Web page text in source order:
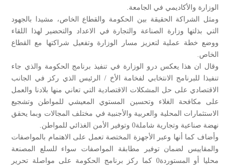
الوزارة والأكاديمي في الجامعة.
ومثل الشراكة الحقيقة بين الحكومة والقطاع الخاص، مشيدا بالجهود
التي بذلتها وزارة الصناعة والتجارة في الاعداد والتحضير لهذا اللقاء
ووضع خطة عملية لتعزيز مسار الوزارة وتفعيل شراكتها مع القطاع
الخاص.
وقال ان هذا يعكس درو الوزارة في تنفيذ برنامج الحكومة والذي جاء
تنفيذا للبرنامج الانتخابي لفخامة الأخ / الرئيس الذي ركز في الجانب
الاقتصادي على حل المشكلات الاقتصادية التي تعاني منها بلادنا والعمل
على مكافحة الغلاء وتحسين المستوي المعيشي للمواطن وتشجيع
الاستثمارات المحلية والعربية والأجنبية في مختلف المجالات وبما يحقق
نهضة صناعية وتجارية شاملة0 وتوفير الأمن الغذائي للمواطن.
وأضاف كما أنها وعبر الأجهزة المختصة تعمل على الاهتمام بالمواصفات
والمقاييس لضمان توفير مطابقة المواصفات سواء للسلع المصنعة
محليا أو المستوردة0 كما ركز برنامج الحكومة على مواصلة تحرير